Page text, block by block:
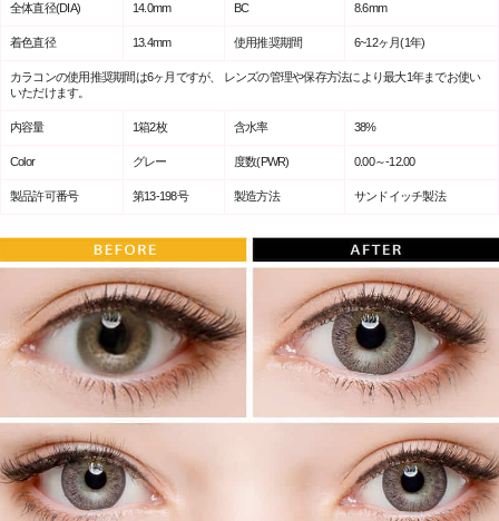
全体直径(DIA) 14.0mm BC 8.6mm
着色直径 13.4mm 使用推奨期間 6~12ヶ月(1年)
カラコンの使用推奨期間は6ヶ月ですが、 レンズの管理や保存方法により最大1年までお使い
いただけます。
内容量 1箱2枚 含水率 38%
Color グレー 度数(PWR) 0.00～-12.00
製品許可番号 第13-198号 製造方法 サンドイッチ製法